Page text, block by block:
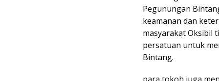
Pegunungan
keamanan dan
masyarakat Oksibil
persatuan untuk
Bintang.